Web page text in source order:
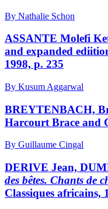
By Nathalie Schon
ASSANTE Molefi
and expanded
1998, p. 235
By Kusum Aggarwal
BREYTENBACH,
Harcourt Brace and
By Guillaume Cingal
DERIVE Jean,
des bêtes. Chants de
Classiques africains,